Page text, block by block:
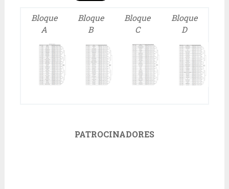
Bloque
A
Bloque
B
Bloque
C
Bloque
D
PATROCINADORES